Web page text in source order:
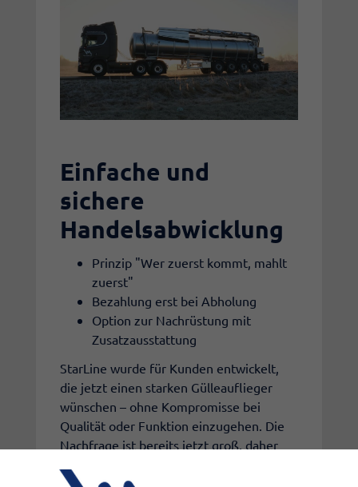
Einfache und
sichere
Handelsabwicklung
Prinzip "Wer zuerst kommt, mahlt
zuerst"
Bezahlung erst bei Abholung​
Option zur Nachrüstung mit
Zusatzausstattung​
StarLine wurde für Kunden entwickelt,
die jetzt einen starken Gülleauflieger
wünschen – ohne Kompromisse bei
Qualität oder Funktion einzugehen. Die
Nachfrage ist bereits jetzt groß, daher